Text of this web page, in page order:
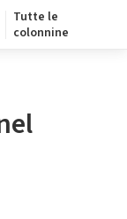
Tutte le
colonnine